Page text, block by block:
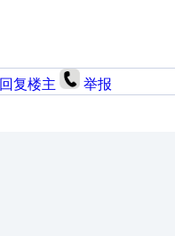
回复楼主 举报